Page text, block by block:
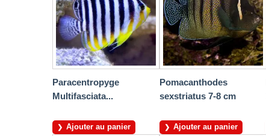
Paracentropyge
Multifasciata...
Ajouter au panier
Pomacanthodes
sexstriatus 7-8 cm
Ajouter au panier